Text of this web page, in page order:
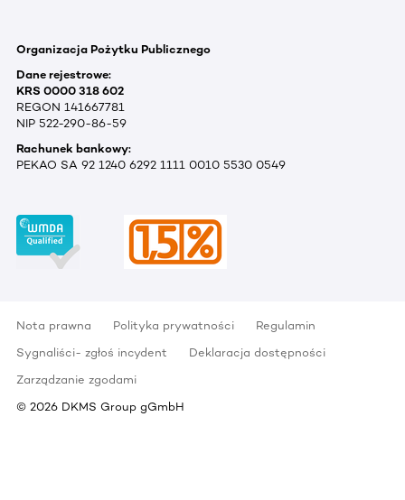
Organizacja Pożytku Publicznego
Dane rejestrowe:
KRS 0000 318 602
REGON 141667781
NIP 522-290-86-59
Rachunek bankowy:
PEKAO SA 92 1240 6292 1111 0010 5530 0549
Nota prawna Polityka prywatności
Regulamin
Sygnaliści- zgłoś incydent
Deklaracja dostępności
Zarządzanie zgodami
© 2026 DKMS Group gGmbH